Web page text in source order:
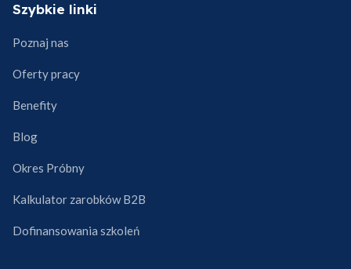
Szybkie linki
Poznaj nas
Oferty pracy
Benefity
Blog
Okres Próbny
Kalkulator zarobków B2B
Dofinansowania szkoleń